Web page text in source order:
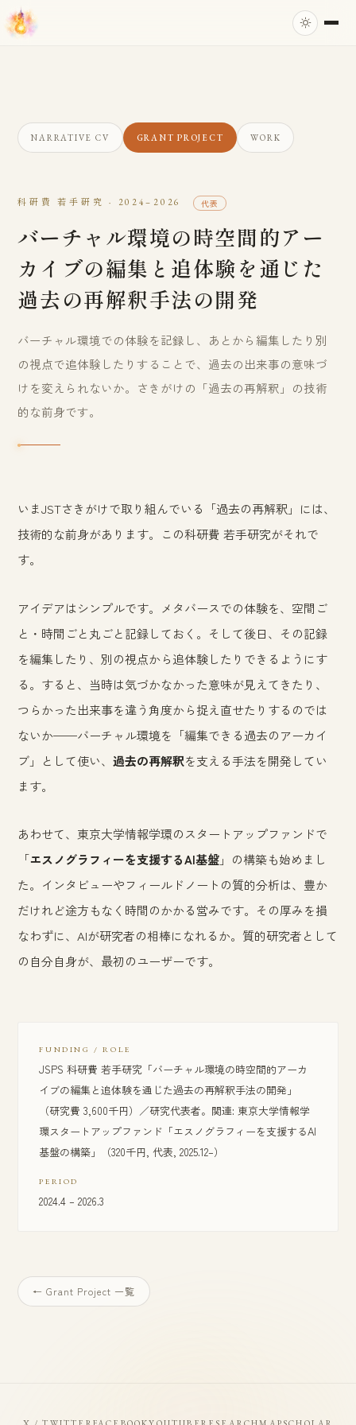
NARRATIVE CV GRANT PROJECT WORK
科研費 若手研究 · 2024–2026 代表
バーチャル環境の時空間的アー
カイブの編集と追体験を通じた
過去の再解釈手法の開発
バーチャル環境での体験を記録し、あとから編集したり別
の視点で追体験したりすることで、過去の出来事の意味づ
けを変えられないか。さきがけの「過去の再解釈」の技術
的な前身です。
いまJSTさきがけで取り組んでいる「過去の再解釈」には、
技術的な前身があります。この科研費 若手研究がそれで
す。
アイデアはシンプルです。メタバースでの体験を、空間ご
と・時間ごと丸ごと記録しておく。そして後日、その記録
を編集したり、別の視点から追体験したりできるようにす
る。すると、当時は気づかなかった意味が見えてきたり、
つらかった出来事を違う角度から捉え直せたりするのでは
ないか——バーチャル環境を「編集できる過去のアーカイ
ブ」として使い、過去の再解釈を支える手法を開発してい
ます。
あわせて、東京大学情報学環のスタートアップファンドで
「エスノグラフィーを支援するAI基盤」の構築も始めまし
た。インタビューやフィールドノートの質的分析は、豊か
だけれど途方もなく時間のかかる営みです。その厚みを損
なわずに、AIが研究者の相棒になれるか。質的研究者として
の自分自身が、最初のユーザーです。
FUNDING / ROLE
JSPS 科研費 若手研究「バーチャル環境の時空間的アーカ
イブの編集と追体験を通じた過去の再解釈手法の開発」
（研究費 3,600千円）／研究代表者。関連: 東京大学情報学
環スタートアップファンド「エスノグラフィーを支援するAI
基盤の構築」（320千円, 代表, 2025.12–）
PERIOD
2024.4 – 2026.3
← Grant Project 一覧